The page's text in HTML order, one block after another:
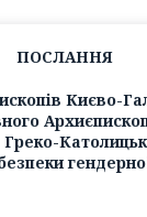
ПОСЛАННЯ
Києво-
Греко-